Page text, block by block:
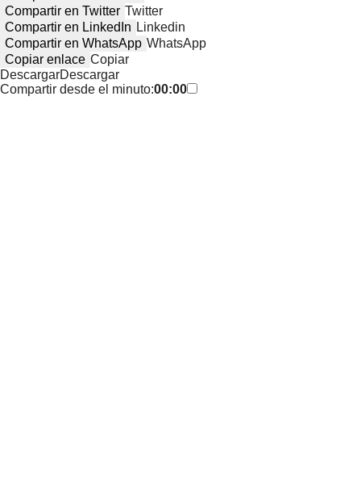
Compartir en Twitter Twitter
Compartir en LinkedIn Linkedin
Compartir en WhatsApp WhatsApp
Copiar enlace Copiar
DescargarDescargar
Compartir desde el minuto:00:00